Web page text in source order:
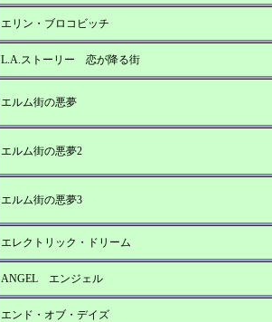
エリン・ブロコビッチ
L.A.ストーリー 恋が降る街
エルム街の悪夢
エルム街の悪夢2
エルム街の悪夢3
エレクトリック・ドリーム
ANGEL エンジェル
エンド・オブ・デイズ